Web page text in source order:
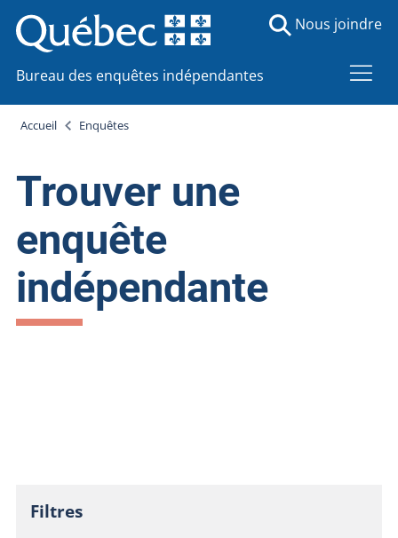
Bureau des enquêtes indépendantes
Nous joindre
Accueil Enquêtes
Trouver une
enquête
indépendante
Filtres